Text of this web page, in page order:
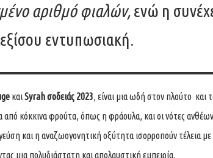
αριθμό φιαλών,ενώ η
εξίσου εντυπωσιακή.
καιSyrah σοδειάς 2023, είναι μια ωδή στον πλούτο
κόκκινα φρούτα, όπως η φράουλα, και οι νότες
και η αναζωογονητική οξύτητα ισορροπούν τέλεια
μια πολυδιάστατη και απολαυστική εμπειρία.